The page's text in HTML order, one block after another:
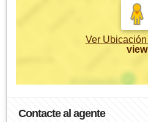
Ver Ubicación
view
Contacte al agente